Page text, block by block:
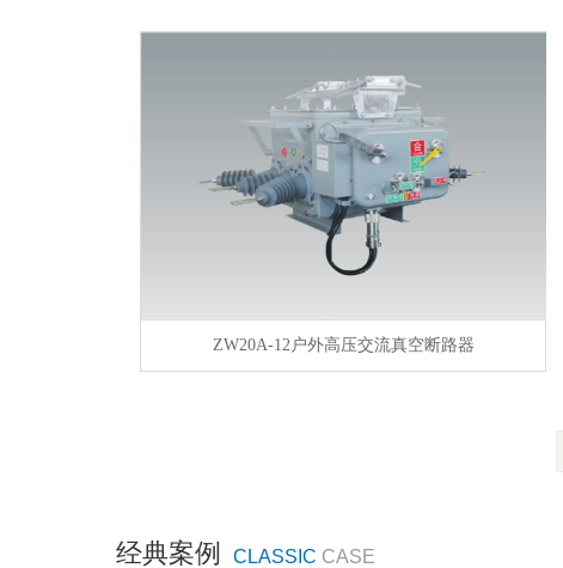
ZW20A-12户外高压交流真空断路器
经典案例 CLASSIC CASE